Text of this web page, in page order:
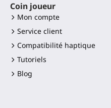
Coin joueur
Mon compte
Service client
Compatibilité haptique
Tutoriels
Blog